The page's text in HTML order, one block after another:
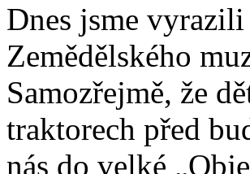
Dnes jsme
Zemědělského
Samozřejmě, že
traktorech před
nás do velké